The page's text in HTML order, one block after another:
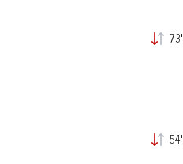
73'
54'